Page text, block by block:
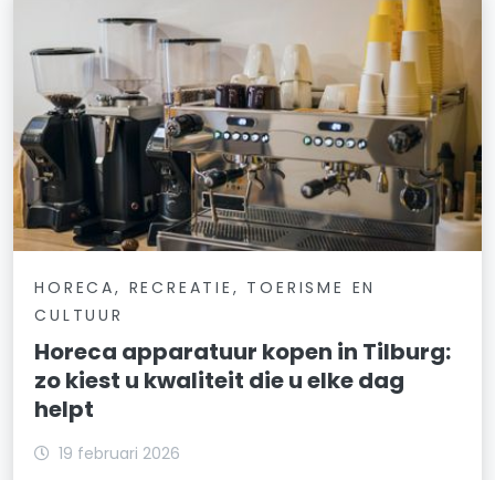
HORECA, RECREATIE, TOERISME EN
CULTUUR
Horeca apparatuur kopen in Tilburg:
zo kiest u kwaliteit die u elke dag
helpt
19 februari 2026